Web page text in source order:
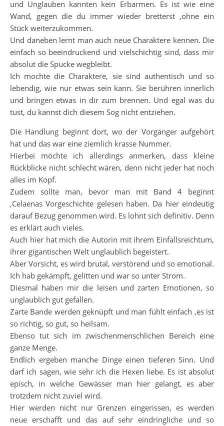
und Unglauben kannten kein Erbarmen. Es ist wie eine
Wand, gegen die du immer wieder bretterst ,ohne ein
Stück weiterzukommen.
Und daneben lernt man auch neue Charaktere kennen. Die
einfach so beeindruckend und vielschichtig sind, dass mir
absolut die Spucke wegbleibt.
Ich mochte die Charaktere, sie sind authentisch und so
lebendig, wie nur etwas sein kann. Sie berühren innerlich
und bringen etwas in dir zum brennen. Und egal was du
tust, du kannst dich diesem Sog nicht entziehen.
Die Handlung beginnt dort, wo der Vorgänger aufgehört
hat und das war eine ziemlich krasse Nummer.
Hierbei möchte ich allerdings anmerken, dass kleine
Rückblicke nicht schlecht wären, denn nicht jeder hat noch
alles im Kopf.
Zudem sollte man, bevor man mit Band 4 beginnt
,Celaenas Vorgeschichte gelesen haben. Da hier eindeutig
darauf Bezug genommen wird. Es lohnt sich definitiv. Denn
es erklärt auch vieles.
Auch hier hat mich die Autorin mit ihrem Einfallsreichtum,
ihrer gigantischen Welt unglaublich begeistert.
Aber Vorsicht, es wird brutal, verstörend und so emotional.
Ich hab gekämpft, gelitten und war so unter Strom.
Diesmal haben mir die leisen und zarten Emotionen, so
unglaublich gut gefallen.
Zarte Bande werden geknüpft und man fühlt einfach ,es ist
so richtig, so gut, so heilsam.
Ebenso tut sich im zwischenmenschlichen Bereich eine
ganze Menge.
Endlich ergeben manche Dinge einen tieferen Sinn. Und
darf ich sagen, wie sehr ich die Hexen liebe. Es ist absolut
episch, in welche Gewässer man hier gelangt, es aber
trotzdem nicht zuviel wird.
Hier werden nicht nur Grenzen eingerissen, es werden
neue erschafft und das auf sehr eindringliche und so